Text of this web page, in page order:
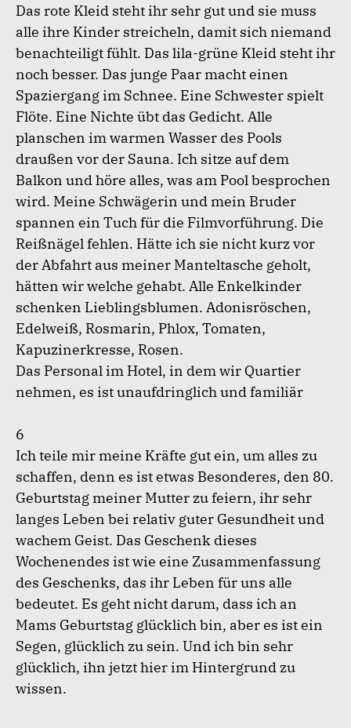
Das rote Kleid steht ihr sehr gut und sie muss
alle ihre Kinder streicheln, damit sich niemand
benachteiligt fühlt. Das lila-grüne Kleid steht ihr
noch besser. Das junge Paar macht einen
Spaziergang im Schnee. Eine Schwester spielt
Flöte. Eine Nichte übt das Gedicht. Alle
planschen im warmen Wasser des Pools
draußen vor der Sauna. Ich sitze auf dem
Balkon und höre alles, was am Pool besprochen
wird. Meine Schwägerin und mein Bruder
spannen ein Tuch für die Filmvorführung. Die
Reißnägel fehlen. Hätte ich sie nicht kurz vor
der Abfahrt aus meiner Manteltasche geholt,
hätten wir welche gehabt. Alle Enkelkinder
schenken Lieblingsblumen. Adonisröschen,
Edelweiß, Rosmarin, Phlox, Tomaten,
Kapuzinerkresse, Rosen.
Das Personal im Hotel, in dem wir Quartier
nehmen, es ist unaufdringlich und familiär
6
Ich teile mir meine Kräfte gut ein, um alles zu
schaffen, denn es ist etwas Besonderes, den 80.
Geburtstag meiner Mutter zu feiern, ihr sehr
langes Leben bei relativ guter Gesundheit und
wachem Geist. Das Geschenk dieses
Wochenendes ist wie eine Zusammenfassung
des Geschenks, das ihr Leben für uns alle
bedeutet. Es geht nicht darum, dass ich an
Mams Geburtstag glücklich bin, aber es ist ein
Segen, glücklich zu sein. Und ich bin sehr
glücklich, ihn jetzt hier im Hintergrund zu
wissen.